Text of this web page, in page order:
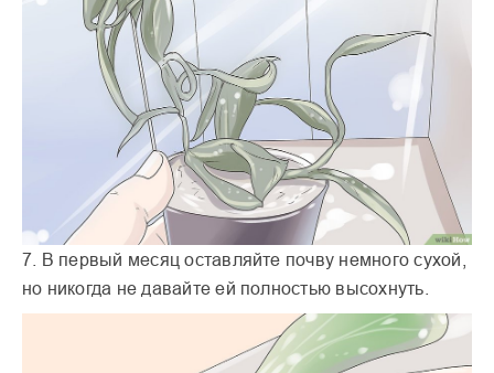
7. В первый месяц оставляйте почву немного сухой,
но никогда не давайте ей полностью высохнуть.